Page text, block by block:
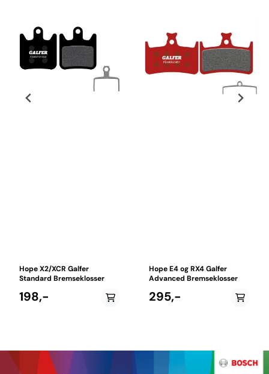
Hope X2/XCR Galfer
Standard Bremseklosser
198,-
Hope E4 og RX4 Galfer
Advanced Bremseklosser
295,-